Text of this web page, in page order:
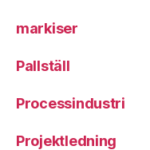
markiser
Pallställ
Processindustri
Projektledning